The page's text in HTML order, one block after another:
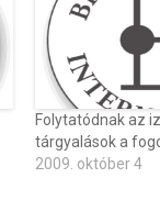
Folytatódnak az
tárgyalások a
2009. október 4